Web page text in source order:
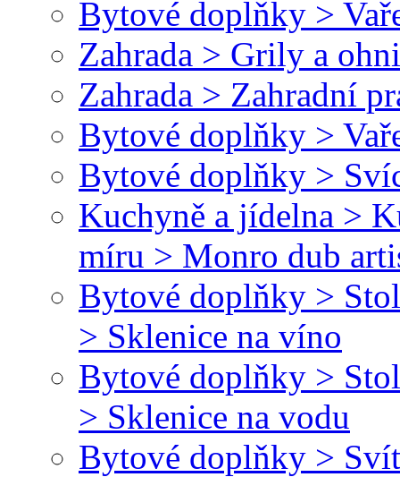
Bytové doplňky >
Zahrada > Grily a
Zahrada > Zahradní
Bytové doplňky >
Bytové doplňky >
Kuchyně a jídelna >
míru > Monro dub
Bytové doplňky >
> Sklenice na víno
Bytové doplňky >
> Sklenice na vodu
Bytové doplňky >